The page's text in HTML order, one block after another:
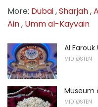
More: Dubai,Sharjah,
Ain, Umm al-Kayvain
Al
MIDTØSTEN
Museum
MIDTØSTEN